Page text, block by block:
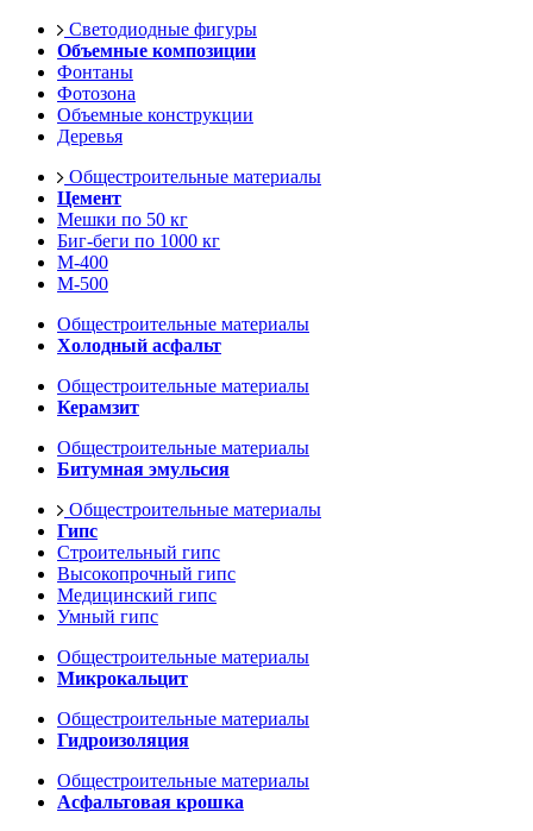
Светодиодные фигуры
Объемные композиции
Фонтаны
Фотозона
Объемные конструкции
Деревья
Общестроительные материалы
Цемент
Мешки по 50 кг
Биг-беги по 1000 кг
М-400
М-500
Общестроительные материалы
Холодный асфальт
Общестроительные материалы
Керамзит
Общестроительные материалы
Битумная эмульсия
Общестроительные материалы
Гипс
Строительный гипс
Высокопрочный гипс
Медицинский гипс
Умный гипс
Общестроительные материалы
Микрокальцит
Общестроительные материалы
Гидроизоляция
Общестроительные материалы
Асфальтовая крошка